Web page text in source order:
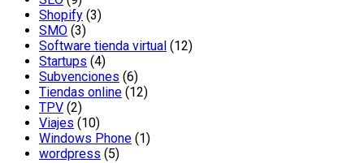
Shopify (3)
SMO (3)
Software tienda virtual (12)
Startups (4)
Subvenciones (6)
Tiendas online (12)
TPV (2)
Viajes (10)
Windows Phone (1)
wordpress (5)